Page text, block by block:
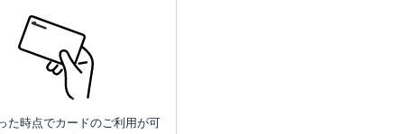
た時点でカードのご利用が可